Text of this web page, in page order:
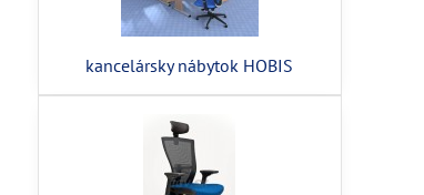
kancelársky nábytok HOBIS